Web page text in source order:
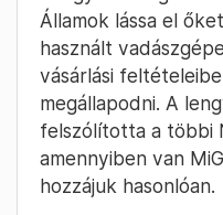
Államok lássa el
használt
vásárlási
megállapodni. A
felszólította a többi
amennyiben van
hozzájuk hasonlóan.